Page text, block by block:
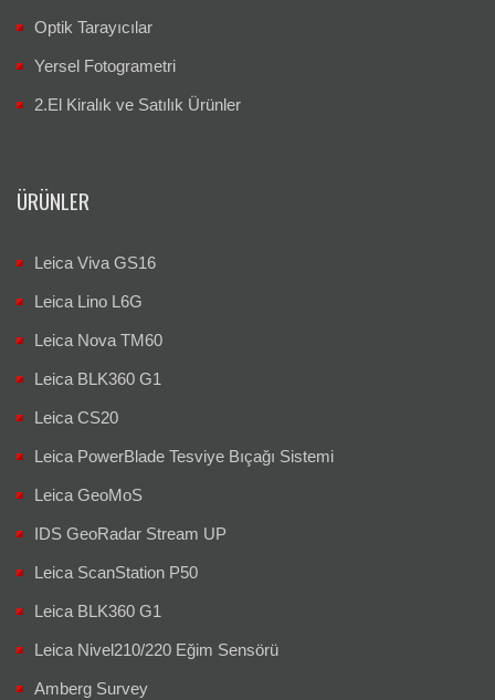
Optik Tarayıcılar
Yersel Fotogrametri
2.El Kiralık ve Satılık Ürünler
ÜRÜNLER
Leica Viva GS16
Leica Lino L6G
Leica Nova TM60
Leica BLK360 G1
Leica CS20
Leica PowerBlade Tesviye Bıçağı Sistemi
Leica GeoMoS
IDS GeoRadar Stream UP
Leica ScanStation P50
Leica BLK360 G1
Leica Nivel210/220 Eğim Sensörü
Amberg Survey